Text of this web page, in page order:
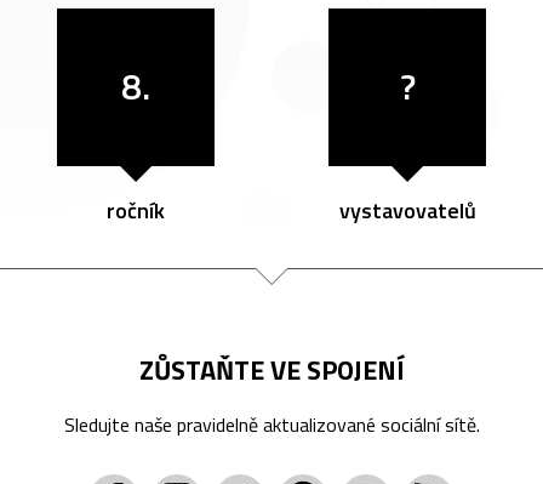
8.
ročník
?
vystavovatelů
ZŮSTAŇTE VE SPOJENÍ
Sledujte naše pravidelně aktualizované sociální sítě.